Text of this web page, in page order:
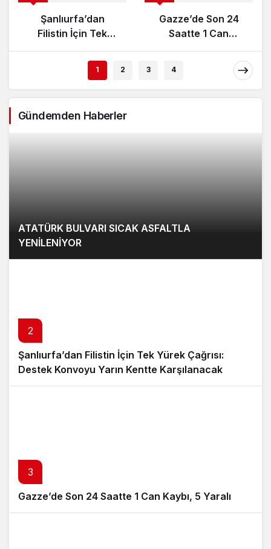
Şanlıurfa’dan
Filistin İçin Tek
Yürek Çağrısı:
Destek Konvoyu
Yarın Kentte
Gazze’de Son 24
Saatte 1 Can
Kaybı, 5 Yaralı
1 2 3 4
Gündemden Haberler
ATATÜRK BULVARI SICAK ASFALTLA
YENİLENİYOR
2
Şanlıurfa’dan Filistin İçin Tek Yürek Çağrısı:
Destek Konvoyu Yarın Kentte Karşılanacak
3
Gazze’de Son 24 Saatte 1 Can Kaybı, 5 Yaralı